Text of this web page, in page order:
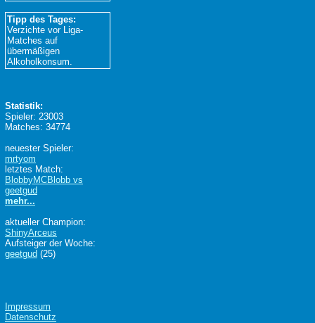
Tipp des Tages:
Verzichte vor Liga-
Matches auf
übermäßigen
Alkoholkonsum.
Statistik:
Spieler: 23003
Matches: 34774
neuester Spieler:
mrtyom
letztes Match:
BlobbyMCBlobb vs
geetgud
mehr...
aktueller Champion:
ShinyArceus
Aufsteiger der Woche:
geetgud (25)
Impressum
Datenschutz